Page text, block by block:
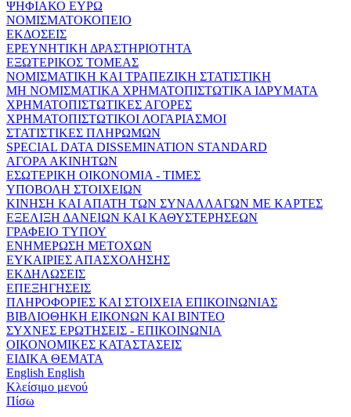
ΨΗΦΙΑΚΟ ΕΥΡΩ
ΝΟΜΙΣΜΑΤΟΚΟΠΕΙΟ
ΕΚΔΟΣΕΙΣ
ΕΡΕΥΝΗΤΙΚΗ ΔΡΑΣΤΗΡΙΟΤΗΤΑ
ΕΞΩΤΕΡΙΚΟΣ ΤΟΜΕΑΣ
ΝΟΜΙΣΜΑΤΙΚΗ ΚΑΙ ΤΡΑΠΕΖΙΚΗ ΣΤΑΤΙΣΤΙΚΗ
ΜΗ ΝΟΜΙΣΜΑΤΙΚΑ ΧΡΗΜΑΤΟΠΙΣΤΩΤΙΚΑ ΙΔΡΥΜΑΤΑ
ΧΡΗΜΑΤΟΠΙΣΤΩΤΙΚΕΣ ΑΓΟΡΕΣ
ΧΡΗΜΑΤΟΠΙΣΤΩΤΙΚΟΙ ΛΟΓΑΡΙΑΣΜΟΙ
ΣΤΑΤΙΣΤΙΚΕΣ ΠΛΗΡΩΜΩΝ
SPECIAL DATA DISSEMINATION STANDARD
ΑΓΟΡΑ ΑΚΙΝΗΤΩΝ
ΕΣΩΤΕΡΙΚΗ ΟΙΚΟΝΟΜΙΑ - ΤΙΜΕΣ
ΥΠΟΒΟΛΗ ΣΤΟΙΧΕΙΩΝ
ΚΙΝΗΣΗ ΚΑΙ ΑΠΑΤΗ ΤΩΝ ΣΥΝΑΛΛΑΓΩΝ ΜΕ ΚΑΡΤΕΣ
ΕΞΕΛΙΞΗ ΔΑΝΕΙΩΝ ΚΑΙ ΚΑΘΥΣΤΕΡΗΣΕΩΝ
ΓΡΑΦΕΙΟ ΤΥΠΟΥ
ΕΝΗΜΕΡΩΣΗ ΜΕΤΟΧΩΝ
ΕΥΚΑΙΡΙΕΣ ΑΠΑΣΧΟΛΗΣΗΣ
ΕΚΔΗΛΩΣΕΙΣ
ΕΠΕΞΗΓΗΣΕΙΣ
ΠΛΗΡΟΦΟΡΙΕΣ ΚΑΙ ΣΤΟΙΧΕΙΑ ΕΠΙΚΟΙΝΩΝΙΑΣ
ΒΙΒΛΙΟΘΗΚΗ ΕΙΚΟΝΩΝ ΚΑΙ ΒΙΝΤΕΟ
ΣΥΧΝΕΣ ΕΡΩΤΗΣΕΙΣ - ΕΠΙΚΟΙΝΩΝΙΑ
ΟΙΚΟΝΟΜΙΚΕΣ ΚΑΤΑΣΤΑΣΕΙΣ
ΕΙΔΙΚΑ ΘΕΜΑΤΑ
English English
Κλείσιμο μενού
Πίσω